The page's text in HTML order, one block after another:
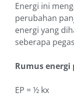
Energi ini
perubahan
energi yang
seberapa
Rumus
EP = ½ kx